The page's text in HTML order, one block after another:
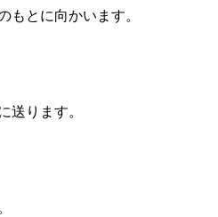
もとに向かいます。
送ります。